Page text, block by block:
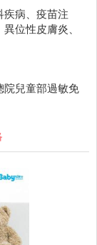
疾病、疫苗注
位性皮膚炎、
院兒童部過敏免